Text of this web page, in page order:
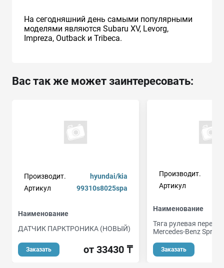
На сегодняшний день самыми популярными
моделями являются Subaru XV, Levorg,
Impreza, Outback и Tribeca.
Вас так же может заинтересовать:
Производит.
hyundai/kia
Артикул
99310s8025spa
Наименование
ДАТЧИК ПАРКТРОНИКА (НОВЫЙ)
Заказать от 33430 ₸
Производит.
Артикул
Наименование
Тяга рулевая
Mercedes-Benz Spri
Заказать